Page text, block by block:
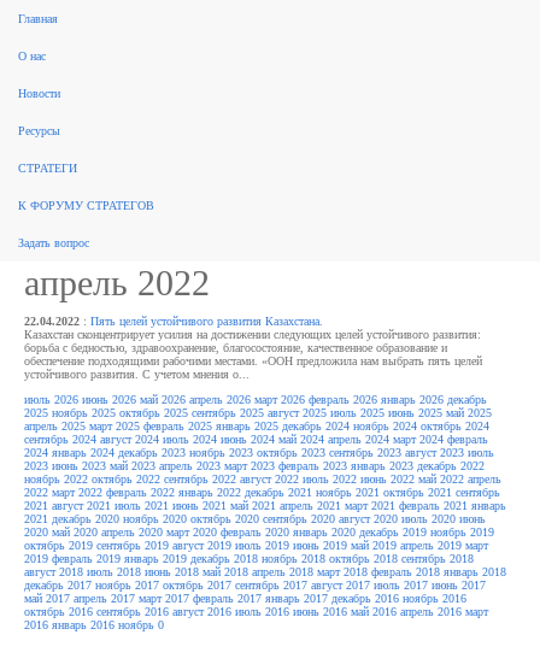
Главная
О нас
Новости
Ресурсы
СТРАТЕГИ
К ФОРУМУ СТРАТЕГОВ
Задать вопрос
Рынок консалтинга
Законодательство
Архив новостей / За
рубежом
апрель 2022
22.04.2022 : Пять целей устойчивого развития Казахстана.
Казахстан сконцентрирует усилия на достижении следующих целей устойчивого развития:
борьба с бедностью, здравоохранение, благосостояние, качественное образование и
обеспечение подходящими рабочими местами. «ООН предложила нам выбрать пять целей
устойчивого развития. С учетом мнения о...
июль 2026 июнь 2026 май 2026 апрель 2026 март 2026 февраль 2026 январь 2026 декабрь
2025 ноябрь 2025 октябрь 2025 сентябрь 2025 август 2025 июль 2025 июнь 2025 май 2025
апрель 2025 март 2025 февраль 2025 январь 2025 декабрь 2024 ноябрь 2024 октябрь 2024
сентябрь 2024 август 2024 июль 2024 июнь 2024 май 2024 апрель 2024 март 2024 февраль
2024 январь 2024 декабрь 2023 ноябрь 2023 октябрь 2023 сентябрь 2023 август 2023 июль
2023 июнь 2023 май 2023 апрель 2023 март 2023 февраль 2023 январь 2023 декабрь 2022
ноябрь 2022 октябрь 2022 сентябрь 2022 август 2022 июль 2022 июнь 2022 май 2022 апрель
2022 март 2022 февраль 2022 январь 2022 декабрь 2021 ноябрь 2021 октябрь 2021 сентябрь
2021 август 2021 июль 2021 июнь 2021 май 2021 апрель 2021 март 2021 февраль 2021 январь
2021 декабрь 2020 ноябрь 2020 октябрь 2020 сентябрь 2020 август 2020 июль 2020 июнь
2020 май 2020 апрель 2020 март 2020 февраль 2020 январь 2020 декабрь 2019 ноябрь 2019
октябрь 2019 сентябрь 2019 август 2019 июль 2019 июнь 2019 май 2019 апрель 2019 март
2019 февраль 2019 январь 2019 декабрь 2018 ноябрь 2018 октябрь 2018 сентябрь 2018
август 2018 июль 2018 июнь 2018 май 2018 апрель 2018 март 2018 февраль 2018 январь 2018
декабрь 2017 ноябрь 2017 октябрь 2017 сентябрь 2017 август 2017 июль 2017 июнь 2017
май 2017 апрель 2017 март 2017 февраль 2017 январь 2017 декабрь 2016 ноябрь 2016
октябрь 2016 сентябрь 2016 август 2016 июль 2016 июнь 2016 май 2016 апрель 2016 март
2016 январь 2016 ноябрь 0